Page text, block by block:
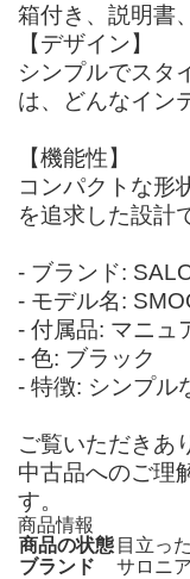
箱付き、説明書
【デザイン】
シンプルでスタ
は、どんなイン
【機能性】
コンパクトな形
を追求した設計
- ブランド:
- モデル名:
- 付属品: マニュ
- 色: ブラック
- 特徴: シンプル
ご覧いただきあ
中古品へのご理
す。
商品情報
商品の状態 目立っ
ブランド
サロニア